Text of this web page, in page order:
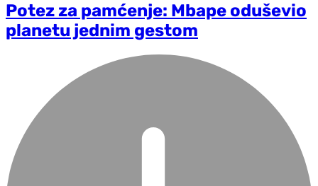
Potez za pamćenje: Mbape oduševio
planetu jednim gestom